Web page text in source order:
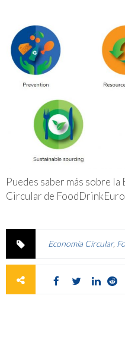
Puedes saber más sobre
Circular de
Economía Circular,